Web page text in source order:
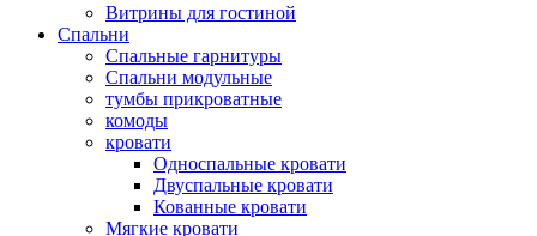
Витрины для гостиной
Спальни
Спальные гарнитуры
Спальни модульные
тумбы прикроватные
комоды
кровати
Односпальные кровати
Двуспальные кровати
Кованные кровати
Мягкие кровати